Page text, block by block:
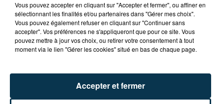
À LIRE ÉGALEMENT
Vous pouvez accepter en cliquant sur "Accepter et fermer", ou affiner en
sélectionnant les finalités et/ou partenaires dans "Gérer mes choix".
Vous pouvez également refuser en cliquant sur "Continuer sans
accepter". Vos préférences ne s'appliqueront que pour ce site. Vous
pouvez mettre à jour vos choix, ou retirer votre consentement à tout
moment via le lien "Gérer les cookies" situé en bas de chaque page.
Accepter et fermer